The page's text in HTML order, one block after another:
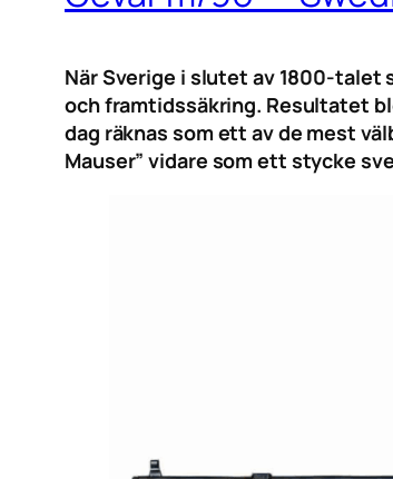
När Sverige i slutet av 1800-
och framtidssäkring. Resultatet
dag räknas som ett av de mest
Mauser” vidare som ett stycke